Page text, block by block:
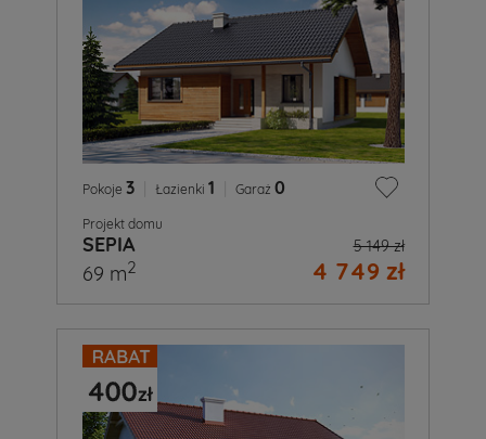
Pokoje 3 Łazienki 1 Garaż 0
Projekt domu
SEPIA 5 149 zł
4 749 zł
69 m2